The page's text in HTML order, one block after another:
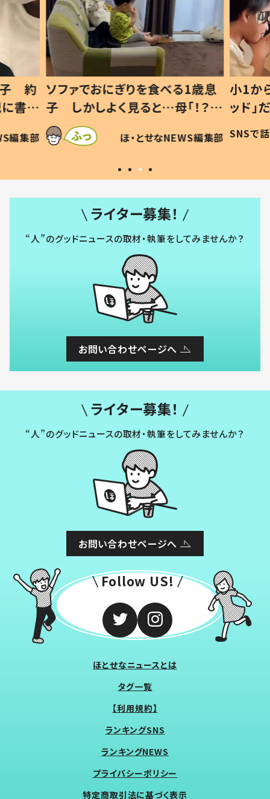
歳息
？」
編集部
小1から不登校、息子は「ギフテ
ッド」だった 父が“ウチ給食”を
作り続ける理由とは #令和の親
#令和の子
SNSで話題 ほ・とせなNEWS編集部
ひ孫
が、抱
「涙
い」
ライター募集！
“人”のグッドニュースの取材・執筆をしてみませんか？
お問い合わせページへ
ライター募集！
“人”のグッドニュースの取材・執筆をしてみませんか？
お問い合わせページへ
Follow US!
ほとせなニュースとは
タグ一覧
【利用規約】
ランキングSNS
ランキングNEWS
プライバシーポリシー
特定商取引法に基づく表示